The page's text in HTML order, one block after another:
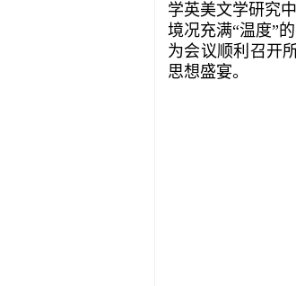
学英美文学研究
境况充满“温度”
为会议顺利召开
思想盛宴。